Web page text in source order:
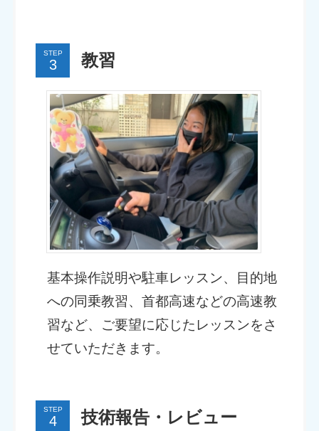
STEP 教習
基本操作説明や駐車レッスン、目的地
への同乗教習、首都高速などの高速教
習など、ご要望に応じたレッスンをさ
せていただきます。
STEP 技術報告・レビュー